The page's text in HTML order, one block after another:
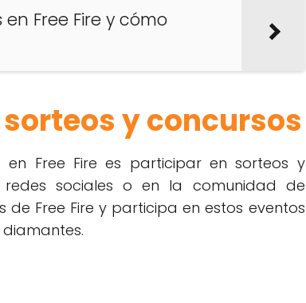
Free Fire y cómo
y concursos
Free Fire es participar en sorteos y
sociales o en la comunidad de
de Free Fire y participa en estos eventos